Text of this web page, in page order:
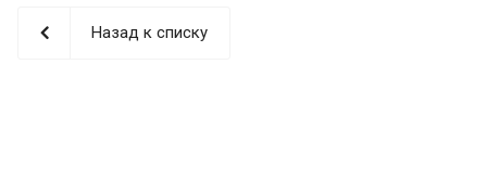
Назад к списку